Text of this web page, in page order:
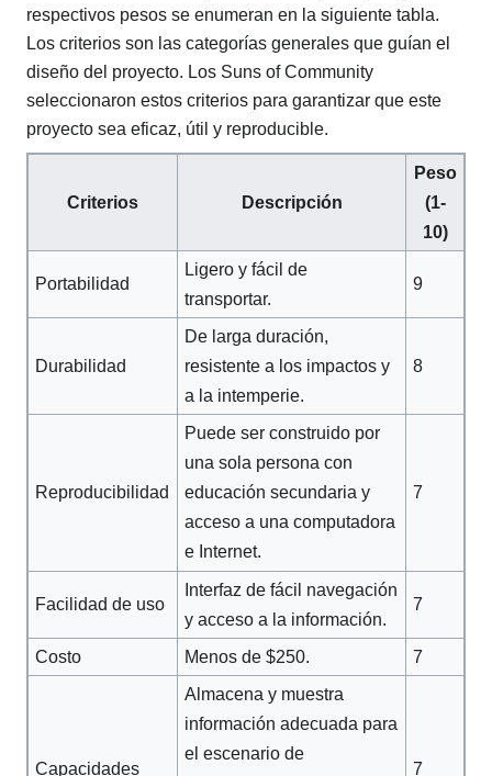
respectivos pesos se enumeran en la siguiente tabla.
Los criterios son las categorías generales que guían el
diseño del proyecto. Los Suns of Community
seleccionaron estos criterios para garantizar que este
proyecto sea eficaz, útil y reproducible.
Criterios Descripción
Peso
(1-
10)
Portabilidad
Ligero y fácil de
transportar.
9
Durabilidad
De larga duración,
resistente a los impactos y
a la intemperie.
8
Reproducibilidad
Puede ser construido por
una sola persona con
educación secundaria y
acceso a una computadora
e Internet.
7
Facilidad de uso
Interfaz de fácil navegación
y acceso a la información.
7
Costo Menos de $250. 7
Capacidades
Almacena y muestra
información adecuada para
el escenario de
7